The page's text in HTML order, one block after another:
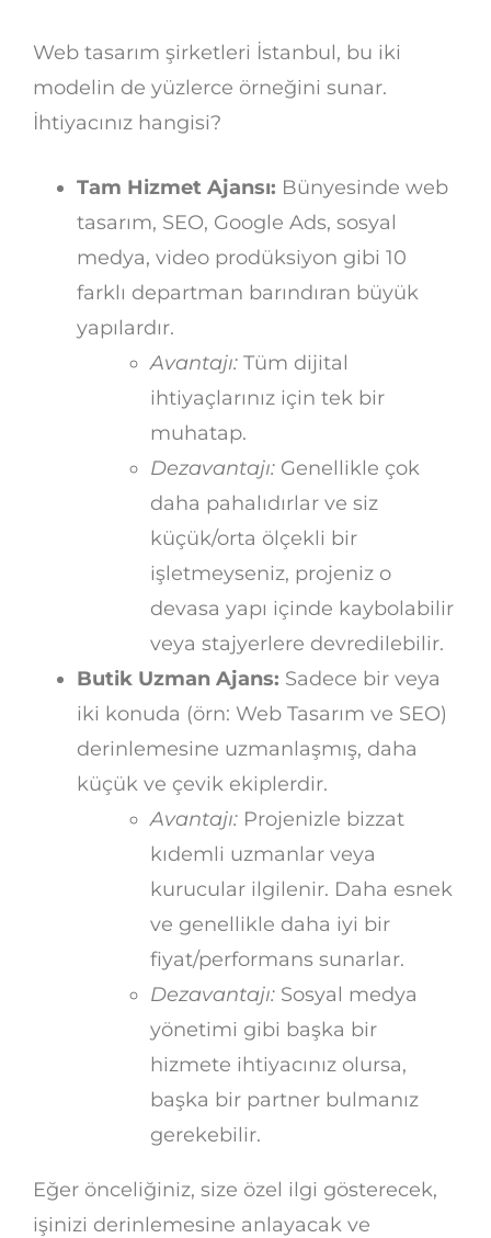
Web tasarım şirketleri İstanbul, bu iki
modelin de yüzlerce örneğini sunar.
İhtiyacınız hangisi?
Tam Hizmet Ajansı: Bünyesinde web
tasarım, SEO, Google Ads, sosyal
medya, video prodüksiyon gibi 10
farklı departman barındıran büyük
yapılardır.
Avantajı: Tüm dijital
ihtiyaçlarınız için tek bir
muhatap.
Dezavantajı: Genellikle çok
daha pahalıdırlar ve siz
küçük/orta ölçekli bir
işletmeyseniz, projeniz o
devasa yapı içinde kaybolabilir
veya stajyerlere devredilebilir.
Butik Uzman Ajans: Sadece bir veya
iki konuda (örn: Web Tasarım ve SEO)
derinlemesine uzmanlaşmış, daha
küçük ve çevik ekiplerdir.
Avantajı: Projenizle bizzat
kıdemli uzmanlar veya
kurucular ilgilenir. Daha esnek
ve genellikle daha iyi bir
fiyat/performans sunarlar.
Dezavantajı: Sosyal medya
yönetimi gibi başka bir
hizmete ihtiyacınız olursa,
başka bir partner bulmanız
gerekebilir.
Eğer önceliğiniz, size özel ilgi gösterecek,
işinizi derinlemesine anlayacak ve